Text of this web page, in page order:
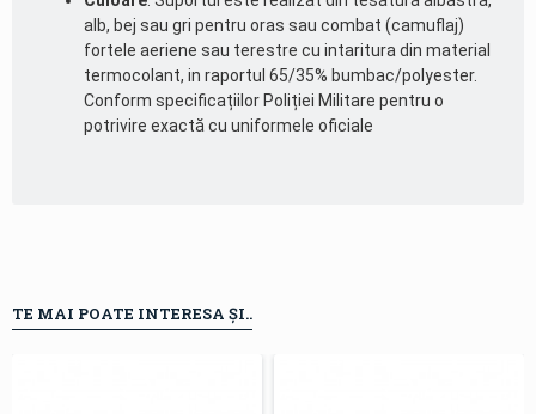
alb, bej sau gri pentru oras sau combat (camuflaj)
fortele aeriene sau terestre cu intaritura din material
termocolant, in raportul 65/35% bumbac/polyester.
Conform specificațiilor Poliției Militare pentru o
potrivire exactă cu uniformele oficiale
TE MAI POATE INTERESA ȘI..